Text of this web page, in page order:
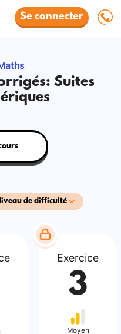
Se connecter
Suites
de difficulté
Exercice
3
Moyen